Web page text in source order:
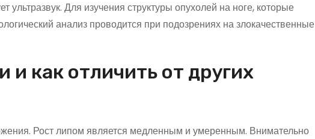
ультразвук. Для изучения структуры опухолей на ноге, которые
анализ проводится при подозрениях на злокачественные
как отличить от других
Рост липом является медленным и умеренным. Внимательно